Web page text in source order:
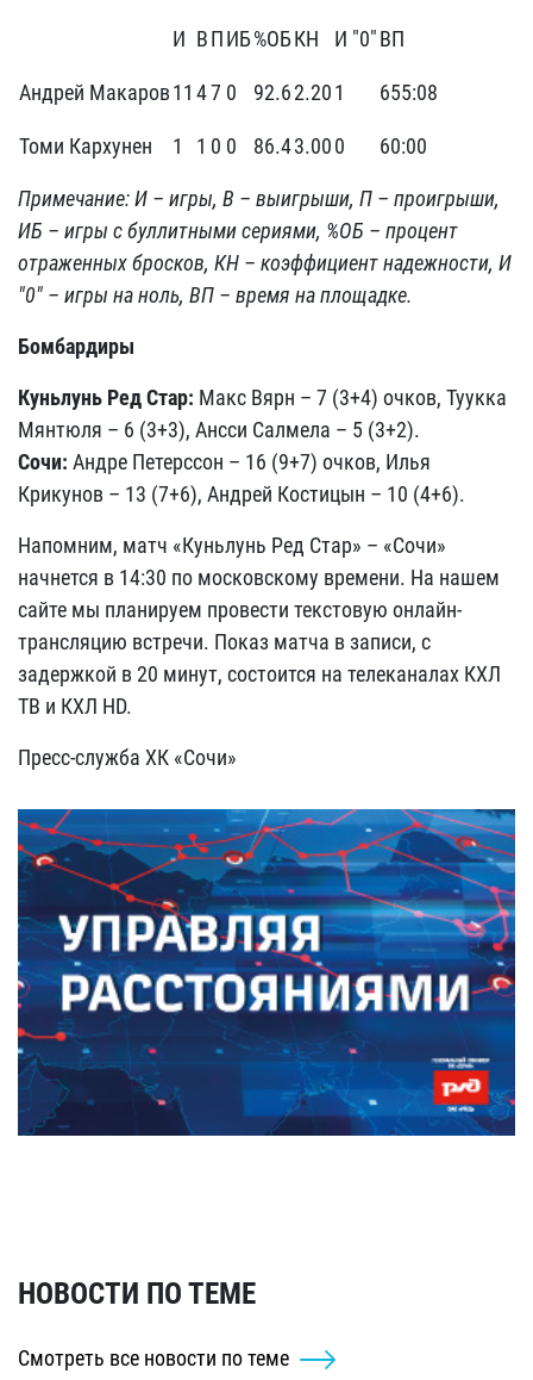
И ВПИБ%ОБКН И "0"ВП
Андрей Макаров11 47 0 92.62.201 655:08
Томи Кархунен 1 1 0 0 86.43.000 60:00
Примечание: И – игры, В – выигрыши, П – проигрыши,
ИБ – игры с буллитными сериями, %ОБ – процент
отраженных бросков, КН – коэффициент надежности, И
"0" – игры на ноль, ВП – время на площадке.
Бомбардиры
Куньлунь Ред Стар: Макс Вярн – 7 (3+4) очков, Туукка
Мянтюля – 6 (3+3), Ансси Салмела – 5 (3+2).
Сочи: Андре Петерссон – 16 (9+7) очков, Илья
Крикунов – 13 (7+6), Андрей Костицын – 10 (4+6).
Напомним, матч «Куньлунь Ред Стар» – «Сочи»
начнется в 14:30 по московскому времени. На нашем
сайте мы планируем провести текстовую онлайн-
трансляцию встречи. Показ матча в записи, с
задержкой в 20 минут, состоится на телеканалах КХЛ
ТВ и КХЛ HD.
Пресс-служба ХК «Сочи»
НОВОСТИ ПО ТЕМЕ
Смотреть все новости по теме